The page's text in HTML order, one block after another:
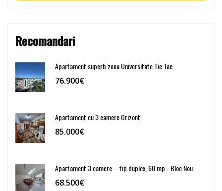
Recomandari
Apartament superb zona Universitate Tic Tac
76.900€
Apartament cu 3 camere Orizont
85.000€
Apartament 3 camere – tip duplex, 60 mp - Bloc Nou
68.500€